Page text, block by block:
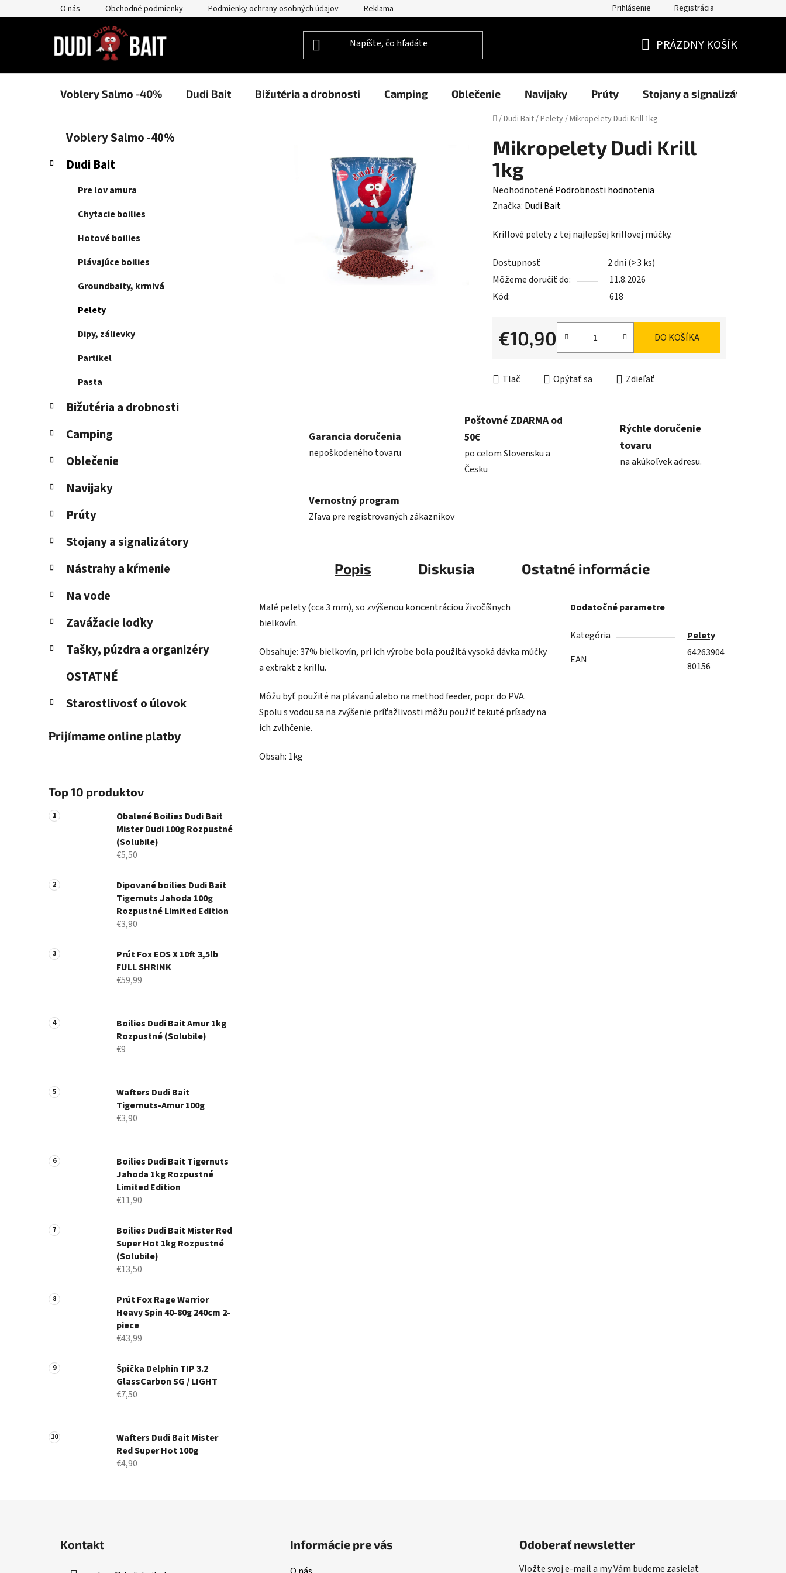
na
O nás Obchodné podmienky Podmienky ochrany osobných údajov Reklamačný poriadok Formuláre NAŠI PARTNERI -
Prihlásenie Registrácia
KOŠÍK
PRÁZDNY KOŠÍK
Voblery Salmo -40% Dudi Bait Bižutéria a drobnosti Camping Oblečenie Navijaky Prúty Stojany a signalizátory
Domov
/Dudi Bait/Pelety/Mikropelety Dudi Krill 1kg
č
Preskočiť
kategórie
t
e
Voblery Salmo -40%
Dudi Bait
Pre lov amura
Chytacie boilies
Hotové boilies
Plávajúce boilies
Groundbaity, krmivá
Pelety
Dipy, zálievky
Partikel
Pasta
Bižutéria a drobnosti
Camping
Oblečenie
Navijaky
Prúty
Stojany a signalizátory
Nástrahy a kŕmenie
Na vode
Zavážacie loďky
Tašky, púzdra a organizéry
OSTATNÉ
Starostlivosť o úlovok
Prijímame online platby
Top 10 produktov
Obalené Boilies Dudi Bait
Mister Dudi 100g Rozpustné
(Solubile)
€5,50
Dipované boilies Dudi Bait
Tigernuts Jahoda 100g
Rozpustné Limited Edition
€3,90
Prút Fox EOS X 10ft 3,5lb
FULL SHRINK
€59,99
Boilies Dudi Bait Amur 1kg
Rozpustné (Solubile)
€9
Wafters Dudi Bait
Tigernuts-Amur 100g
€3,90
Boilies Dudi Bait Tigernuts
Jahoda 1kg Rozpustné
Limited Edition
€11,90
Boilies Dudi Bait Mister Red
Super Hot 1kg Rozpustné
(Solubile)
€13,50
Prút Fox Rage Warrior
Heavy Spin 40-80g 240cm 2-
piece
€43,99
Špička Delphin TIP 3.2
GlassCarbon SG / LIGHT
€7,50
Wafters Dudi Bait Mister
Red Super Hot 100g
€4,90
Mikropelety Dudi Krill
1kg
Priemerné
hodnotenie
je
z
5
hviezdičiek.
Neohodnotené Podrobnosti hodnotenia
Značka: Dudi Bait
Krillové pelety z tej najlepšej krillovej múčky.
Dostupnosť 2 dni (>3 ks)
Môžeme doručiť do:
11.8.2026
Kód:
618
€10,90
Jednotková cena:
DO KOŠÍKA
Tlač Opýtať sa Zdieľať
Garancia doručenia
nepoškodeného tovaru
Poštovné ZDARMA od
50€
po celom Slovensku a
Česku
Rýchle doručenie
tovaru
na akúkoľvek adresu.
Vernostný program
Zľava pre registrovaných zákazníkov
Popis Diskusia Ostatné informácie
Malé pelety (cca 3 mm), so zvýšenou koncentráciou živočíšnych
bielkovín.
Obsahuje: 37% bielkovín, pri ich výrobe bola použitá vysoká dávka múčky
a extrakt z krillu.
Môžu byť použité na plávanú alebo na method feeder, popr. do PVA.
Spolu s vodou sa na zvýšenie príťažlivosti môžu použiť tekuté prísady na
ich zvlhčenie.
Obsah: 1kg
Dodatočné parametre
Kategória
Pelety
EAN
64263904
80156
Kontakt Informácie pre vás Odoberať newsletter
Vložte svoj e-mail a my Vám budeme zasielať